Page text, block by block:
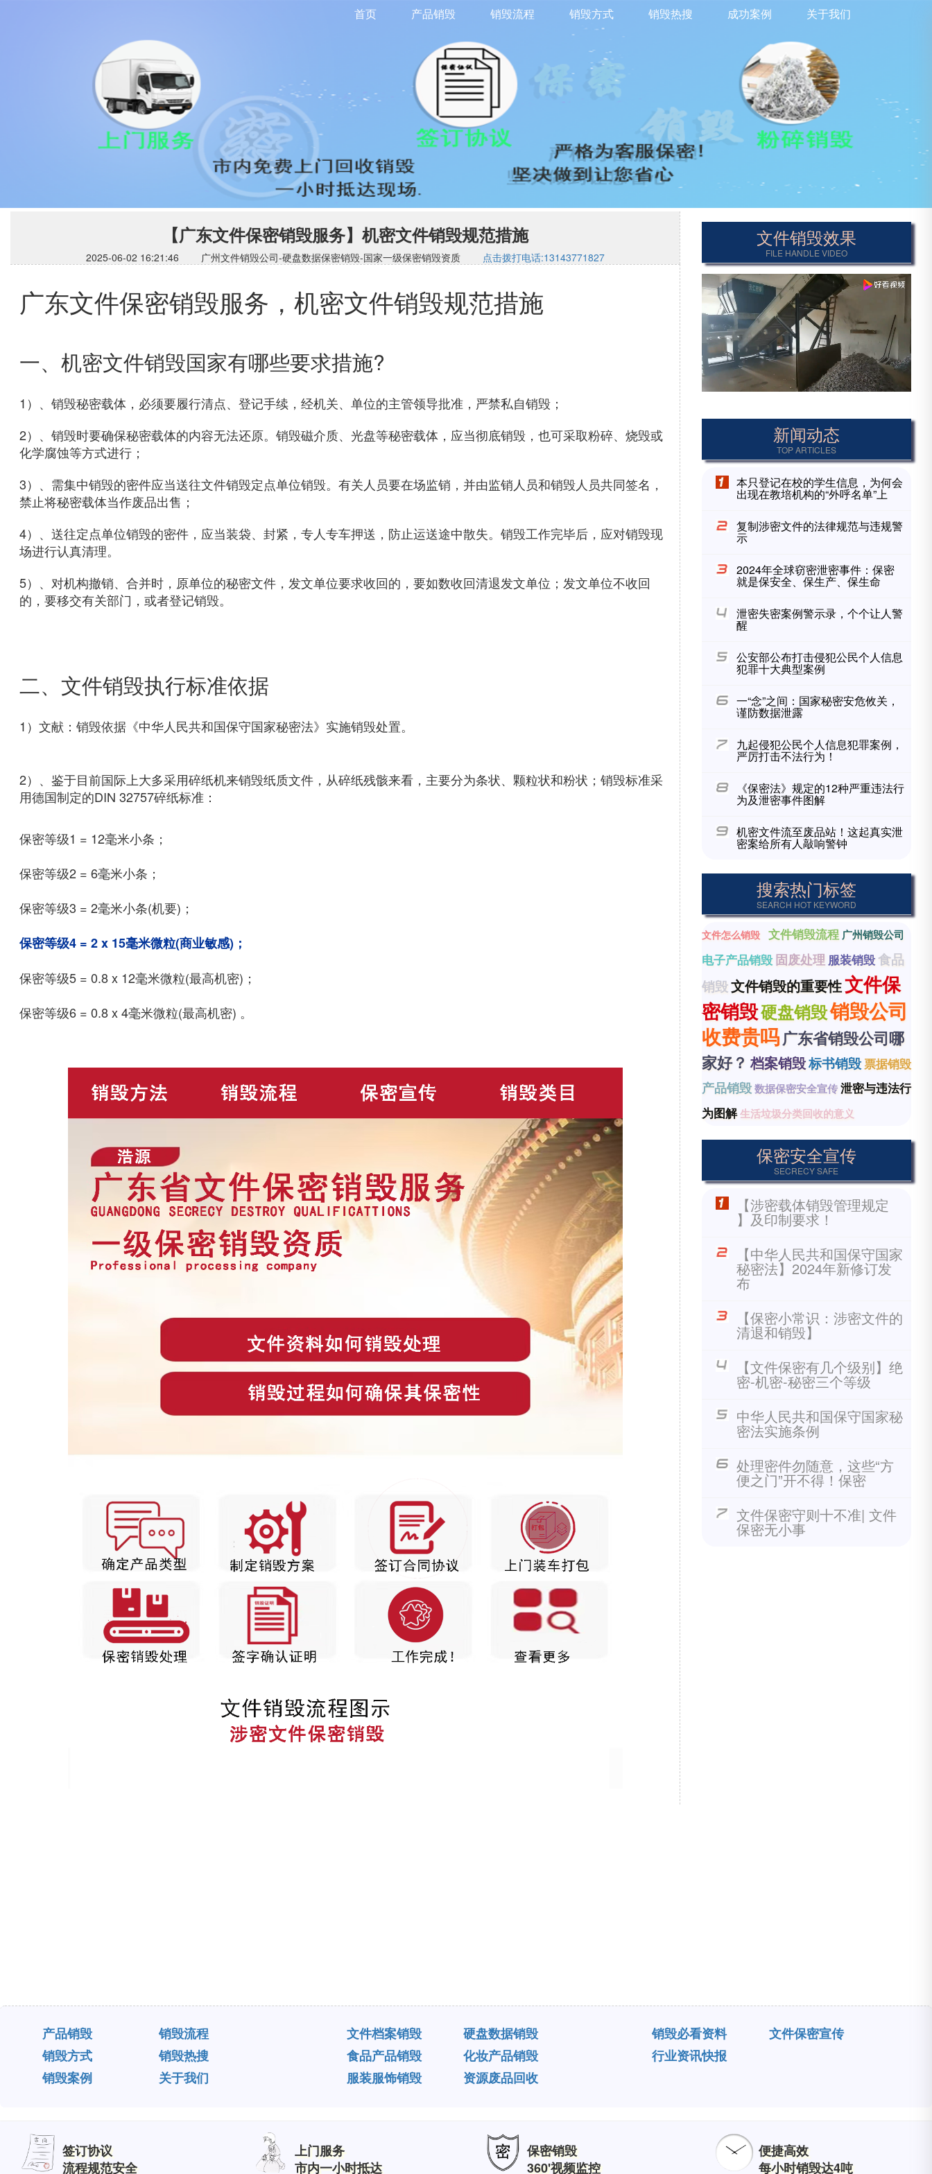
首页 产品销毁 销毁流程 销毁方式 销毁热搜 成功案例 关于我们
【广东文件保密销毁服务】机密文件销毁规范措施
2025-06-02 16:21:46 广州文件销毁公司-硬盘数据保密销毁-国家一级保密销毁资质 点击拨打电话:13143771827
广东文件保密销毁服务，机密文件销毁规范措施
一、机密文件销毁国家有哪些要求措施?
1）、销毁秘密载体，必须要履行清点、登记手续，经机关、单位的主管领导批准，严禁私自销毁；
2）、销毁时要确保秘密载体的内容无法还原。销毁磁介质、光盘等秘密载体，应当彻底销毁，也可采取粉碎、烧毁或
化学腐蚀等方式进行；
3）、需集中销毁的密件应当送往文件销毁定点单位销毁。有关人员要在场监销，并由监销人员和销毁人员共同签名，
禁止将秘密载体当作废品出售；
4）、送往定点单位销毁的密件，应当装袋、封紧，专人专车押送，防止运送途中散失。销毁工作完毕后，应对销毁现
场进行认真清理。
5）、对机构撤销、合并时，原单位的秘密文件，发文单位要求收回的，要如数收回清退发文单位；发文单位不收回
的，要移交有关部门，或者登记销毁。
二、文件销毁执行标准依据
1）文献：销毁依据《中华人民共和国保守国家秘密法》实施销毁处置。
2）、鉴于目前国际上大多采用碎纸机来销毁纸质文件，从碎纸残骸来看，主要分为条状、颗粒状和粉状；销毁标准采
用德国制定的DIN 32757碎纸标准：
保密等级1 = 12毫米小条；
保密等级2 = 6毫米小条；
保密等级3 = 2毫米小条(机要)；
保密等级4 = 2 x 15毫米微粒(商业敏感)；
保密等级5 = 0.8 x 12毫米微粒(最高机密)；
保密等级6 = 0.8 x 4毫米微粒(最高机密) 。
文件销毁效果
FILE HANDLE VIDEO
新闻动态
TOP ARTICLES
本只登记在校的学生信息，为何会
出现在教培机构的“外呼名单”上
复制涉密文件的法律规范与违规警
示
2024年全球窃密泄密事件：保密
就是保安全、保生产、保生命
泄密失密案例警示录，个个让人警
醒
公安部公布打击侵犯公民个人信息
犯罪十大典型案例
一“念”之间：国家秘密安危攸关，
谨防数据泄露
九起侵犯公民个人信息犯罪案例，
严厉打击不法行为！
《保密法》规定的12种严重违法行
为及泄密事件图解
机密文件流至废品站！这起真实泄
密案给所有人敲响警钟
搜索热门标签
SEARCH HOT KEYWORD
文件怎么销毁 文件销毁流程 广州销毁公司
电子产品销毁 固废处理 服装销毁 食品
销毁文件销毁的重要性文件保
密销毁硬盘销毁销毁公司
收费贵吗广东省销毁公司哪
家好？ 档案销毁标书销毁 票据销毁
产品销毁数据保密安全宣传泄密与违法行
为图解生活垃圾分类回收的意义
保密安全宣传
SECRECY SAFE
【涉密载体销毁管理规定
】及印制要求！
【中华人民共和国保守国家
秘密法】2024年新修订发
布
【保密小常识：涉密文件的
清退和销毁】
【文件保密有几个级别】绝
密-机密-秘密三个等级
中华人民共和国保守国家秘
密法实施条例
处理密件勿随意，这些“方
便之门”开不得！保密
文件保密守则十不准| 文件
保密无小事
产品销毁
销毁流程
销毁方式
销毁热搜
销毁案例
关于我们
文件档案销毁
硬盘数据销毁
食品产品销毁
化妆产品销毁
服装服饰销毁
资源废品回收
销毁必看资料
文件保密宣传
行业资讯快报
签订协议
流程规范安全
上门服务
市内一小时抵达
保密销毁
360'视频监控
便捷高效
每小时销毁达4吨